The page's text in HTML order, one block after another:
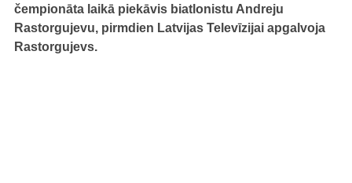
čempionāta laikā piekāvis biatlonistu Andreju
Rastorgujevu, pirmdien Latvijas Televīzijai apgalvoja
Rastorgujevs.